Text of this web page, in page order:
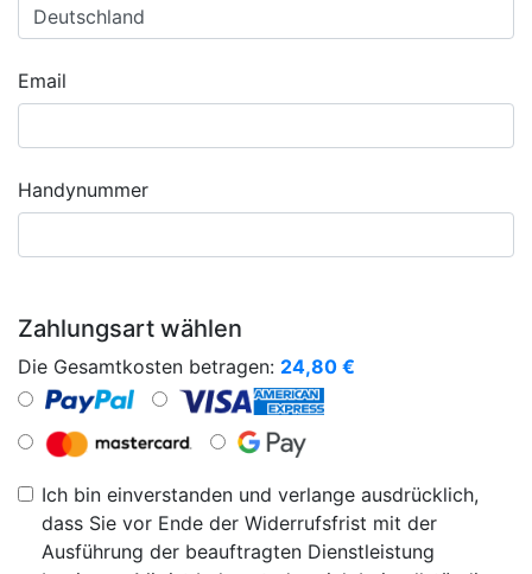
Email
Handynummer
Zahlungsart wählen
Die Gesamtkosten betragen: 24,80 €
Ich bin einverstanden und verlange ausdrücklich,
dass Sie vor Ende der Widerrufsfrist mit der
Ausführung der beauftragten Dienstleistung